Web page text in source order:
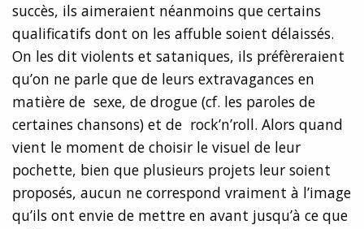
succès, ils aimeraient néanmoins que certains
qualificatifs dont on les affuble soient délaissés.
On les dit violents et sataniques, ils préfèreraient
qu’on ne parle que de leurs extravagances en
matière de sexe, de drogue (cf. les paroles de
certaines chansons) et de rock’n’roll. Alors quand
vient le moment de choisir le visuel de leur
pochette, bien que plusieurs projets leur soient
proposés, aucun ne correspond vraiment à l’image
qu’ils ont envie de mettre en avant jusqu’à ce que